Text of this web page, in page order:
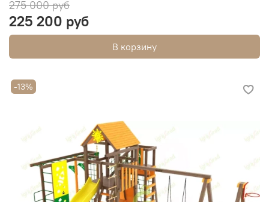
275 000 руб
225 200 руб
В корзину
-13%